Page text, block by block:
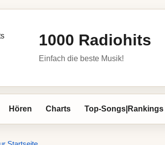
1000 Radiohits
Einfach die beste Musik!
Hören Charts Top-Songs|Rankings